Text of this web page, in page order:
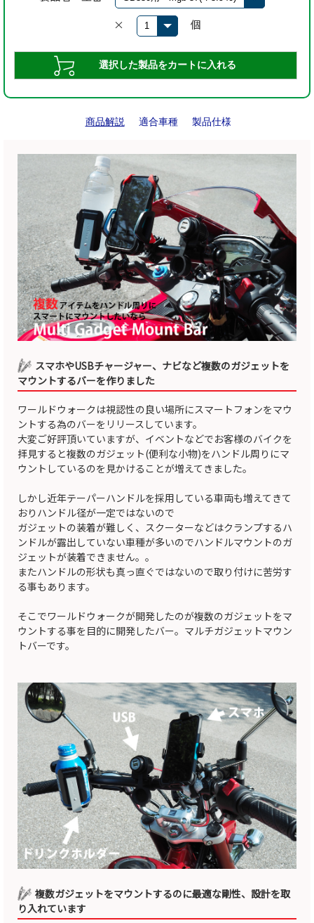
×
個
商品解説 適合車種 製品仕様
スマホやUSBチャージャー、ナビなど複数のガジェットを
マウントするバーを作りました
ワールドウォークは視認性の良い場所にスマートフォンをマウ
ントする為のバーをリリースしています。
大変ご好評頂いていますが、イベントなどでお客様のバイクを
拝見すると複数のガジェット(便利な小物)をハンドル周りにマ
ウントしているのを見かけることが増えてきました。
しかし近年テーパーハンドルを採用している車両も増えてきて
おりハンドル径が一定ではないので
ガジェットの装着が難しく、スクーターなどはクランプするハ
ンドルが露出していない車種が多いのでハンドルマウントのガ
ジェットが装着できません。。
またハンドルの形状も真っ直ぐではないので取り付けに苦労す
る事もあります。
そこでワールドウォークが開発したのが複数のガジェットをマ
ウントする事を目的に開発したバー。マルチガジェットマウン
トバーです。
複数ガジェットをマウントするのに最適な剛性、設計を取
り入れています